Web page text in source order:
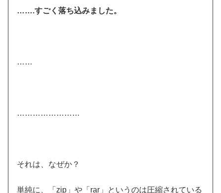
…….すごく落ち込みました。
……
……………………
それは、なぜか？
単純に、「zip」や「rar」というのは圧縮されている